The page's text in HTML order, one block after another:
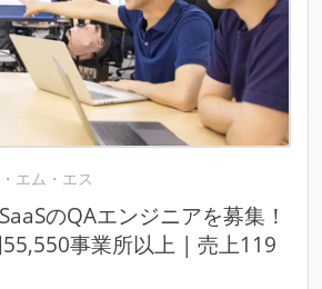
エム・エス
のQAエンジニアを募集！
55,550事業所以上 | 売上119